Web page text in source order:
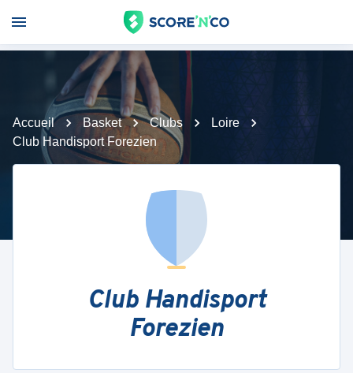
Accueil Basket Clubs
Loire
Club Handisport Forezien
Club Handisport
Forezien